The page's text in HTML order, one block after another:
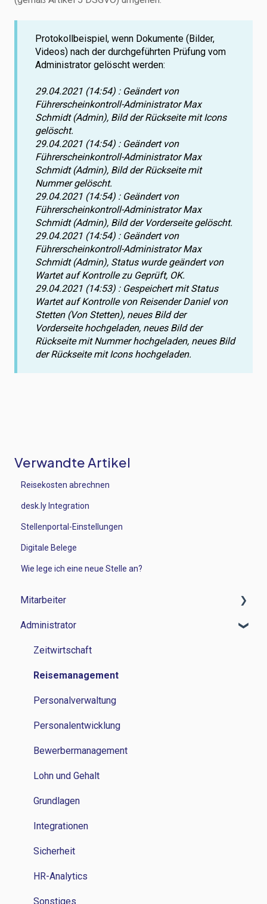
Protokollbeispiel, wenn Dokumente (Bilder,
Videos) nach der durchgeführten Prüfung vom
Administrator gelöscht werden:
29.04.2021 (14:54) : Geändert von
Führerscheinkontroll-Administrator Max
Schmidt (Admin), Bild der Rückseite mit Icons
gelöscht.
29.04.2021 (14:54) : Geändert von
Führerscheinkontroll-Administrator Max
Schmidt (Admin), Bild der Rückseite mit
Nummer gelöscht.
29.04.2021 (14:54) : Geändert von
Führerscheinkontroll-Administrator Max
Schmidt (Admin), Bild der Vorderseite gelöscht.
29.04.2021 (14:54) : Geändert von
Führerscheinkontroll-Administrator Max
Schmidt (Admin), Status wurde geändert von
Wartet auf Kontrolle zu Geprüft, OK.
29.04.2021 (14:53) : Gespeichert mit Status
Wartet auf Kontrolle von Reisender Daniel von
Stetten (Von Stetten), neues Bild der
Vorderseite hochgeladen, neues Bild der
Rückseite mit Nummer hochgeladen, neues Bild
der Rückseite mit Icons hochgeladen.
Verwandte Artikel
Reisekosten abrechnen
desk.ly Integration
Stellenportal-Einstellungen
Digitale Belege
Wie lege ich eine neue Stelle an?
Mitarbeiter
Zeitwirtschaft
Reisemanagement
Personalverwaltung
Lohn und Gehalt
Grundlagen
Administrator
Zeitwirtschaft
Reisemanagement
Personalverwaltung
Personalentwicklung
Bewerbermanagement
Lohn und Gehalt
Grundlagen
Integrationen
Sicherheit
HR-Analytics
Sonstiges